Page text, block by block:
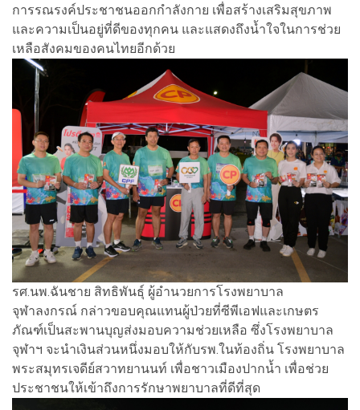
การรณรงค์ประชาชนออกกำลังกาย เพื่อสร้างเสริมสุขภาพ
และความเป็นอยู่ที่ดีของทุกคน และแสดงถึงน้ำใจในการช่วย
เหลือสังคมของคนไทยอีกด้วย
รศ.นพ.ฉันชาย สิทธิพันธุ์ ผู้อำนวยการโรงพยาบาล
จุฬาลงกรณ์ กล่าวขอบคุณแทนผู้ป่วยที่ซีพีเอฟและเกษตร
ภัณฑ์เป็นสะพานบุญส่งมอบความช่วยเหลือ ซึ่งโรงพยาบาล
จุฬาฯ จะนำเงินส่วนหนึ่งมอบให้กับรพ.ในท้องถิ่น โรงพยาบาล
พระสมุทรเจดีย์สวาทยานนท์ เพื่อชาวเมืองปากน้ำ เพื่อช่วย
ประชาชนให้เข้าถึงการรักษาพยาบาลที่ดีที่สุด